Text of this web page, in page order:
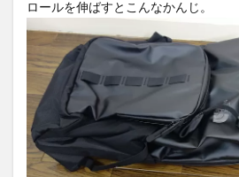
ロールを伸ばすとこんなかんじ。